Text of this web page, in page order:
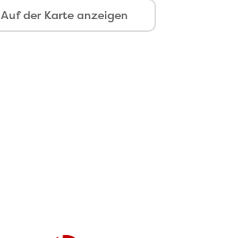
Auf der Karte anzeigen